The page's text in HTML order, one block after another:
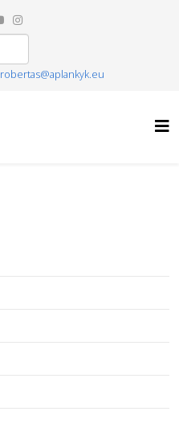
robertas@aplankyk.eu